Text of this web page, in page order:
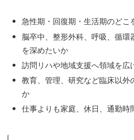
急性期・回復期・生活期のどこ
脳卒中、整形外科、呼吸、循環
を深めたいか
訪問リハや地域支援へ領域を広
教育、管理、研究など臨床以外
か
仕事よりも家庭、休日、通勤時